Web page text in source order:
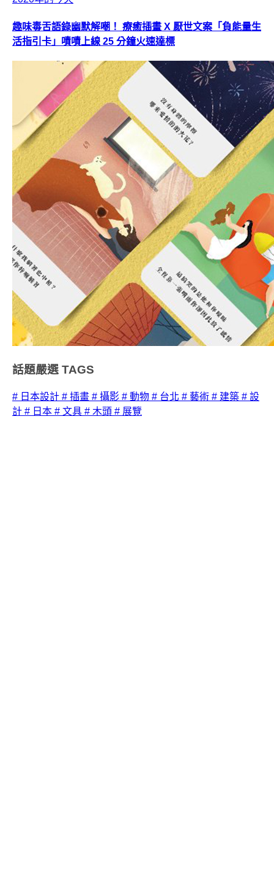
趣味毒舌語錄幽默解嘲！ 療癒插畫 X 厭世文案「負能量生
活指引卡」嘖嘖上線 25 分鐘火速達標
話題嚴選 TAGS
# 日本設計 # 插畫 # 攝影 # 動物 # 台北 # 藝術 # 建築 # 設
計 # 日本 # 文具 # 木頭 # 展覽